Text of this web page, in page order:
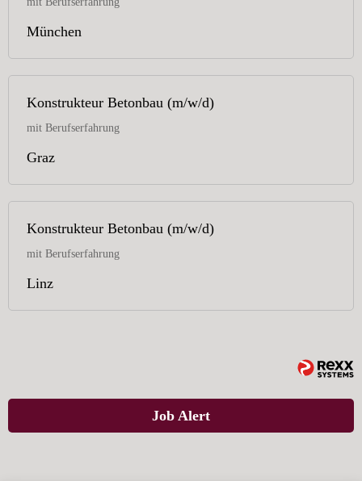
München
Konstrukteur Betonbau (m/w/d)
mit Berufserfahrung
Graz
Konstrukteur Betonbau (m/w/d)
mit Berufserfahrung
Linz
Job Alert